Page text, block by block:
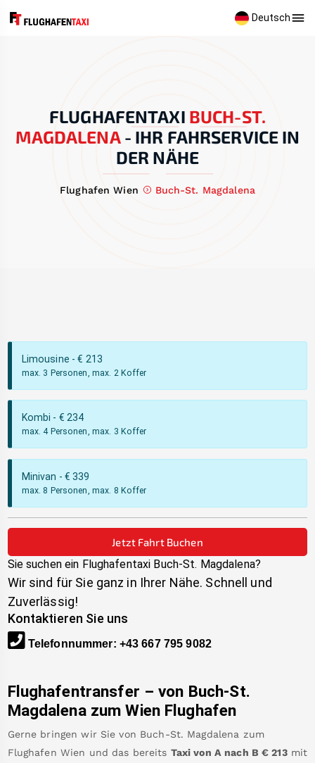
Deutsch
FLUGHAFENTAXI BUCH-ST.
MAGDALENA- IHR FAHRSERVICE IN
DER NÄHE
Flughafen Wien Buch-St. Magdalena
Limousine - € 213
max. 3 Personen, max. 2 Koffer
Kombi - € 234
max. 4 Personen, max. 3 Koffer
Minivan - €339
max. 8 Personen, max. 8 Koffer
Jetzt Fahrt Buchen
Sie suchen ein Flughafentaxi Buch-St. Magdalena?
Wir sind für Sie ganz in Ihrer Nähe. Schnell und
Zuverlässig!
Kontaktieren Sie uns
Telefonnummer: +43 667 795 9082
Flughafentransfer – von Buch-St.
Magdalena zum Wien Flughafen
Gerne bringen wir Sie von Buch-St. Magdalena zum
Flughafen Wien und das bereits Taxi von A nach B €213 mit